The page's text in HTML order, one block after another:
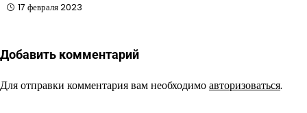
17 февраля 2023
Добавить комментарий
Для отправки комментария вам необходимоавторизоваться.